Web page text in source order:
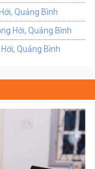
Quảng Bình
Hới, Quảng Bình
Quảng Bình